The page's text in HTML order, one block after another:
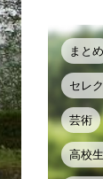
まとめ
セレ
芸術
高校